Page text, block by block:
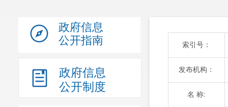
政府信息
公开指南
政府信息
公开制度
索引号：
发布机构：
名 称: